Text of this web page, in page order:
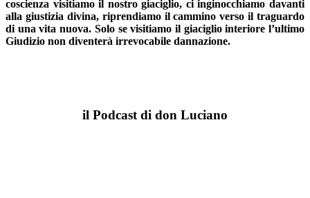
coscienza visitiamo il nostro giaciglio, ci inginocchiamo davanti
alla giustizia divina, riprendiamo il cammino verso il traguardo
di una vita nuova. Solo se visitiamo il giaciglio interiore l’ultimo
Giudizio non diventerà irrevocabile dannazione.
il Podcast di don Luciano